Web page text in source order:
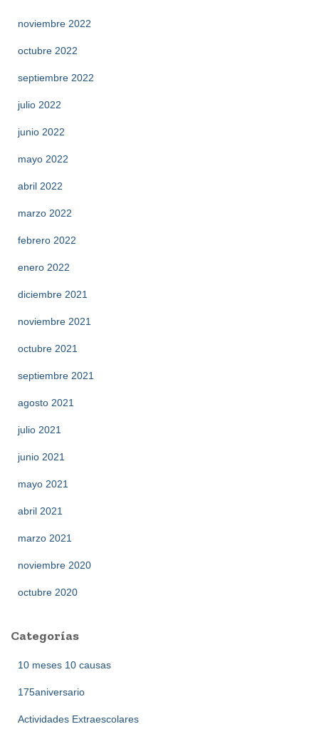
noviembre 2022
octubre 2022
septiembre 2022
julio 2022
junio 2022
mayo 2022
abril 2022
marzo 2022
febrero 2022
enero 2022
diciembre 2021
noviembre 2021
octubre 2021
septiembre 2021
agosto 2021
julio 2021
junio 2021
mayo 2021
abril 2021
marzo 2021
noviembre 2020
octubre 2020
Categorías
10 meses 10 causas
175aniversario
Actividades Extraescolares